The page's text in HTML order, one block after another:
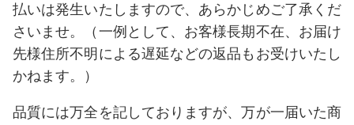
払いは発生いたしますので、あらかじめご了承くだ
さいませ。
（一例として、お客様長期不在、お届け
先様住所不明による遅延などの返品もお受けいたし
かねます。）
品質には万全を記しておりますが、万が一届いた商